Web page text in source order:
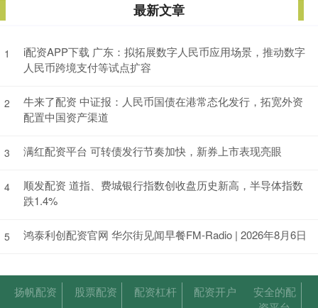
最新文章
1
i配资APP下载 广东：拟拓展数字人民币应用场景，推动数字
人民币跨境支付等试点扩容
2
牛来了配资 中证报：人民币国债在港常态化发行，拓宽外资
配置中国资产渠道
3 满红配资平台 可转债发行节奏加快，新券上市表现亮眼
4
顺发配资 道指、费城银行指数创收盘历史新高，半导体指数
跌1.4%
5 鸿泰利创配资官网 华尔街见闻早餐FM-Radio | 2026年8月6日
扬帆配资 股票配资 配资杠杆 配资开户
安全的配